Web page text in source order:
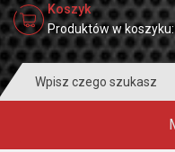
Koszyk
Produktów w koszyku:
for: